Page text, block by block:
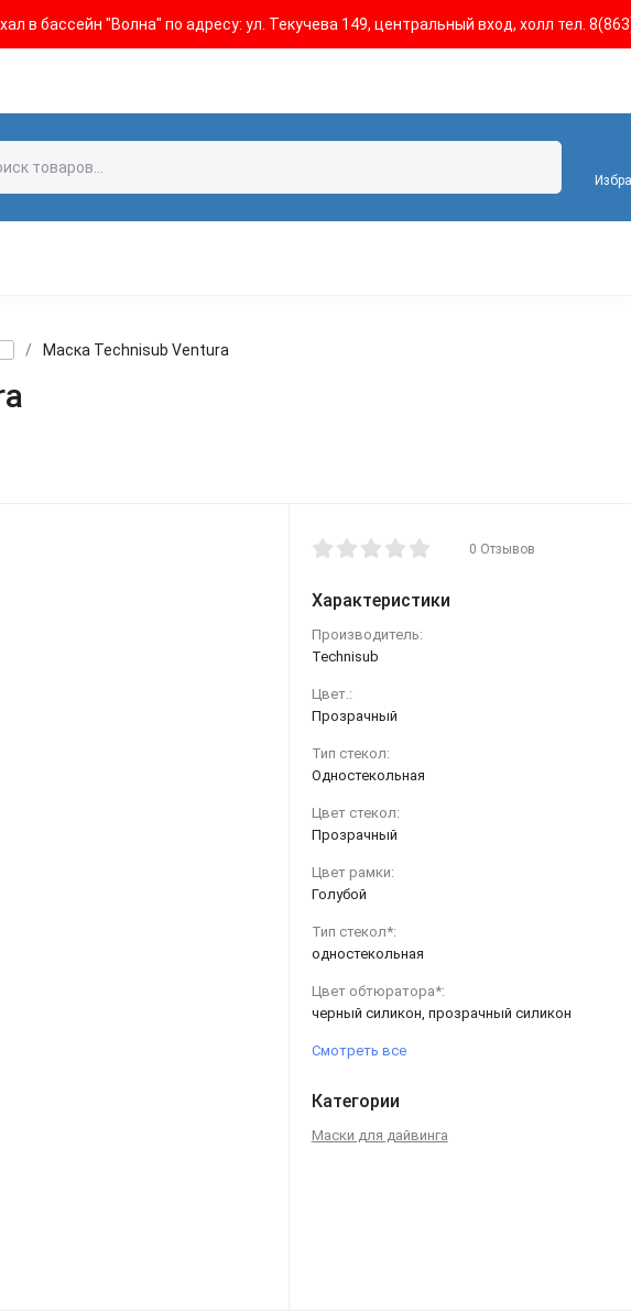
в бассейн "Волна" по адресу: ул. Текучева 149, центральный вход, холл тел.
/ Маска Technisub Ventura
0 Отзывов
Характеристики
Производитель:
Technisub
Цвет.:
Прозрачный
Тип стекол:
Одностекольная
Цвет стекол:
Прозрачный
Цвет рамки:
Голубой
Тип стекол*:
одностекольная
Цвет обтюратора*:
черный силикон, прозрачный силикон
Смотреть все
Категории
Маски для дайвинга